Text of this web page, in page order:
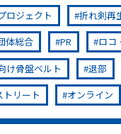
ロジェクト
折れ剣再
体総合 PR
ロコ
け骨盤ベルト
退部
トリート オンライン